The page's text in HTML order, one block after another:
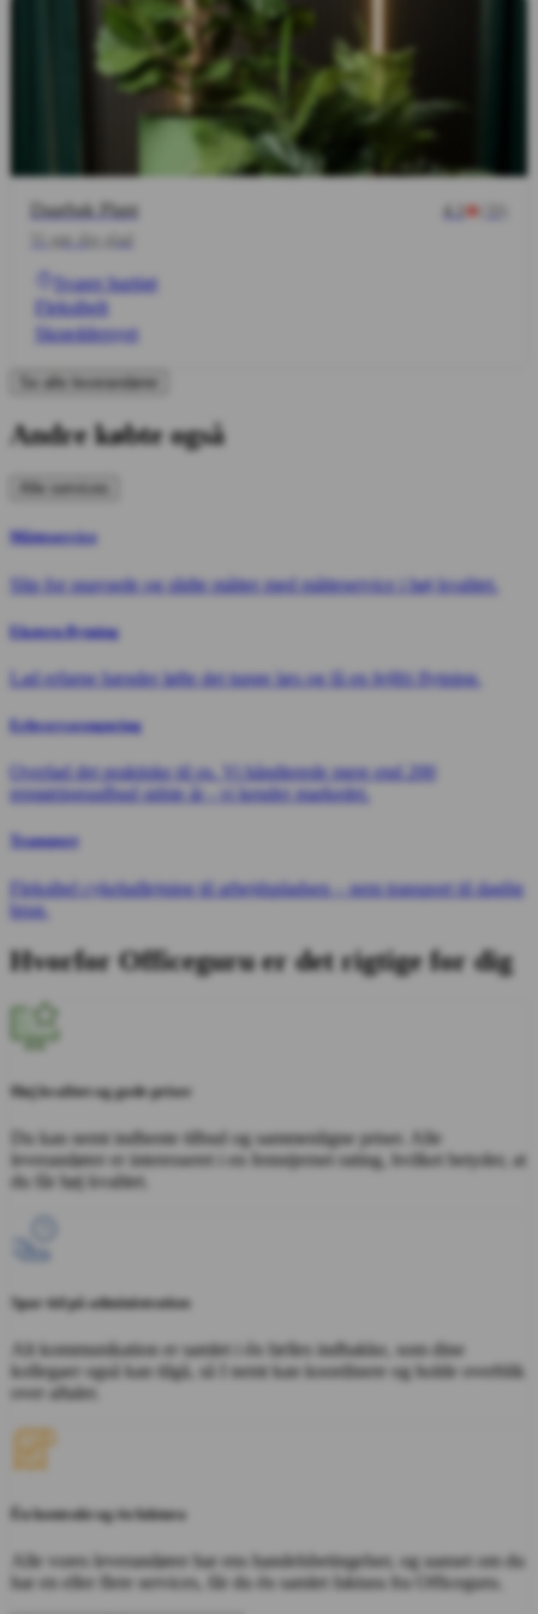
Daarbak Plant
Vi gør dig glad
Svarer hurtigt
Fleksibelt
Skræddersyet
Se alle leverandører
Andre købte også
Alle services
Måtteservice
Slip for snavsede og slidte måtter med måtteservice i høj kvalitet.
Ekstern flytning
Lad erfarne hænder løfte det tunge læs og få en fejlfri flytning.
Erhvervsrengøring
Overlad det praktiske til os. Vi håndterede mere end 200
rengøringsudbud sidste år - vi kender markedet.
Transport
Fleksibel cykeludlejning til arbejdspladsen – nem transport til daglig
brug.
Hvorfor Officeguru er det rigtige for dig
Høj kvalitet og gode priser
Du kan nemt indhente tilbud og sammenligne priser. Alle
leverandører er interesseret i en femstjernet rating, hvilket betyder, at
du får høj kvalitet.
Spar tid på administration
Alt kommunikation er samlet i én fælles indbakke, som dine
kollegaer også kan tilgå, så I nemt kan koordinere og holde overblik
over aftaler.
Én kontrakt og én faktura
Alle vores leverandører har ens handelsbetingelser, og uanset om du
har en eller flere services, får du én samlet faktura fra Officeguru.